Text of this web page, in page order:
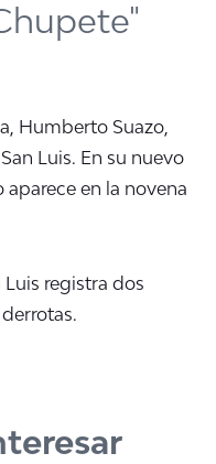
Humberto Suazo,
Luis. En su nuevo
en la novena
registra dos